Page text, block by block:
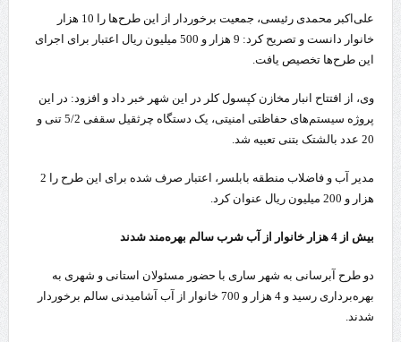
علی‌اکبر محمدی رئیسی، جمعیت برخوردار از این طرح‌ها را 10 هزار
خانوار دانست و تصریح کرد: 9 هزار و 500 میلیون ریال اعتبار برای اجرای
این طرح‌ها تخصیص یافت.
وی، از افتتاح انبار مخازن کپسول کلر در این شهر خبر داد و افزود: در این
پروژه سیستم‌های حفاظتی امنیتی، یک دستگاه چرثقیل سقفی 5/2 تنی و
20 عدد بالشتک بتنی تعبیه شد.
مدیر آب و فاضلاب منطقه بابلسر، اعتبار صرف شده برای این طرح را 2
هزار و 200 میلیون ریال عنوان کرد.
بیش از 4 هزار خانوار از آب شرب سالم بهره‌مند شدند
دو طرح آبرسانی به شهر ساری با حضور مسئولان استانی و شهری به
بهره‌برداری رسید و 4 هزار و 700 خانوار از آب آشامیدنی سالم برخوردار
شدند.